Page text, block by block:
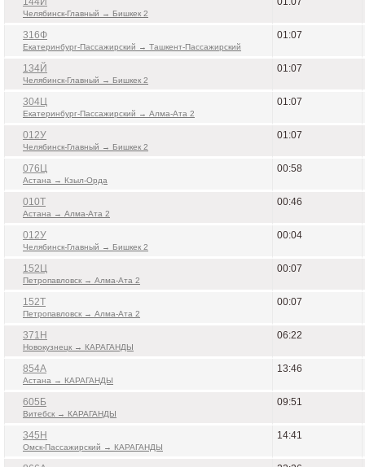
Челябинск-Главный → Бишкек 2
316Ф
Екатеринбург-Пассажирский → Ташкент-Пассажирский
01:07
134Й
Челябинск-Главный → Бишкек 2
01:07
304Ц
Екатеринбург-Пассажирский → Алма-Ата 2
01:07
012У
Челябинск-Главный → Бишкек 2
01:07
076Ц
Астана → Кзыл-Орда
00:58
010Т
Астана → Алма-Ата 2
00:46
012У
Челябинск-Главный → Бишкек 2
00:04
152Ц
Петропавловск → Алма-Ата 2
00:07
152Т
Петропавловск → Алма-Ата 2
00:07
371Н
Новокузнецк → КАРАГАНДЫ
06:22
854А
Астана → КАРАГАНДЫ
13:46
605Б
Витебск → КАРАГАНДЫ
09:51
345Н
Омск-Пассажирский → КАРАГАНДЫ
14:41